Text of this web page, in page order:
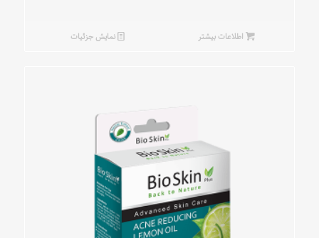
اطلاعات بیشتر نمایش جزئیات